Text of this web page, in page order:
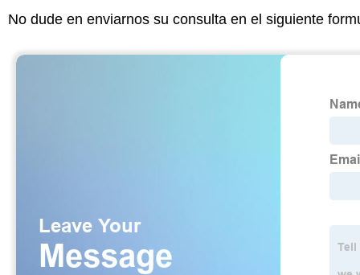
No dude en enviarnos su consulta en el siguiente